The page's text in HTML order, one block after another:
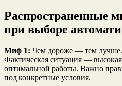
Распространенные
при выборе
Миф 1: Чем дороже — тем лучше.
Фактическая ситуация —
оптимальной работы. Важно
под конкретные условия.